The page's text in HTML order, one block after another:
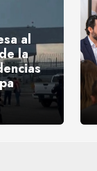
al
la